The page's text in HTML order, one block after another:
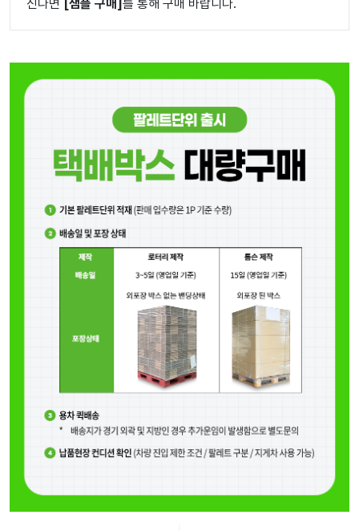
신다면 [샘플 구매]를 통해 구매 바랍니다.